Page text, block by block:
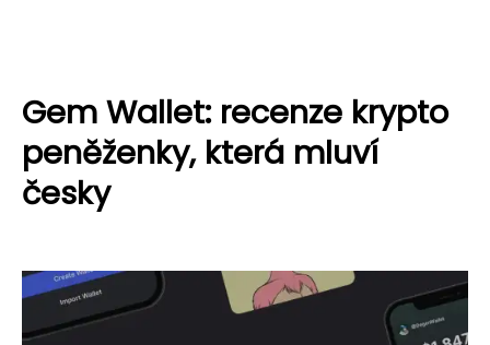
Gem Wallet: recenze krypto
peněženky, která mluví
česky